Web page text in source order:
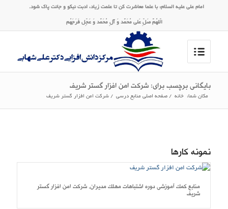
امام على علیه ‏السلام: با علما معاشرت کن تا علمت زیاد، ادبت نیکو و جانت پاک شود.
الّلهُمَّ صَلِّ عَلی مُحَمَّد وَ آلِ مُحَمَّد وَ عَجِّل فَرَجَهُم
بایگانی برچسب برای: شرکت امن افزار گستر شریف
مکان شما: خانه / صفحه اصلی منابع درسی / شرکت امن افزار گستر شریف
نمونه کارها
منابع کمک آموزشی دوره اشتباهات مهلک مدیران، شرکت امن افزار گستر
شریف